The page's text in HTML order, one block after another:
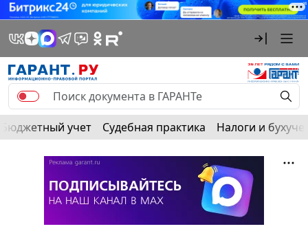
Бюджетный учет Судебная практика Налоги и